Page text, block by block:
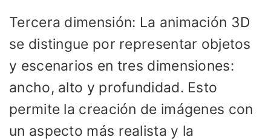
Tercera dimensión: La animación 3D
se distingue por representar objetos
y escenarios en tres dimensiones:
ancho, alto y profundidad. Esto
permite la creación de imágenes con
un aspecto más realista y la